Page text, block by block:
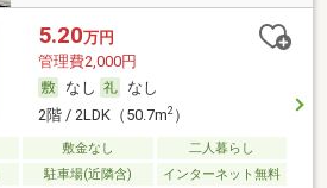
5.20万円
管理費2,000円
なし
なし
2階 / 2LDK（50.7m2）
敷金なし
二人暮らし
駐車場(近隣含) インターネット無料